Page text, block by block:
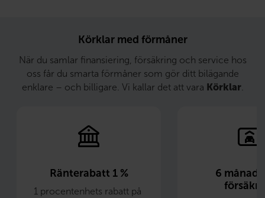
Körklar med förmåner
När du samlar finansiering, försäkring och service hos
oss får du smarta förmåner som gör ditt bilägande
enklare – och billigare. Vi kallar det att vara Körklar.
Ränterabatt 1 %
1 procentenhets rabatt på
6